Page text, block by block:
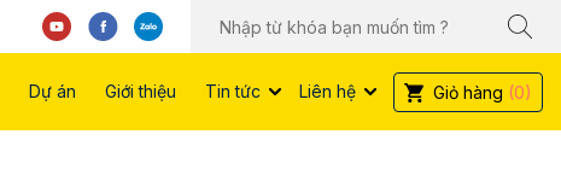
Dự án Giới thiệu Tin tức Liên hệ Giỏ hàng (0)